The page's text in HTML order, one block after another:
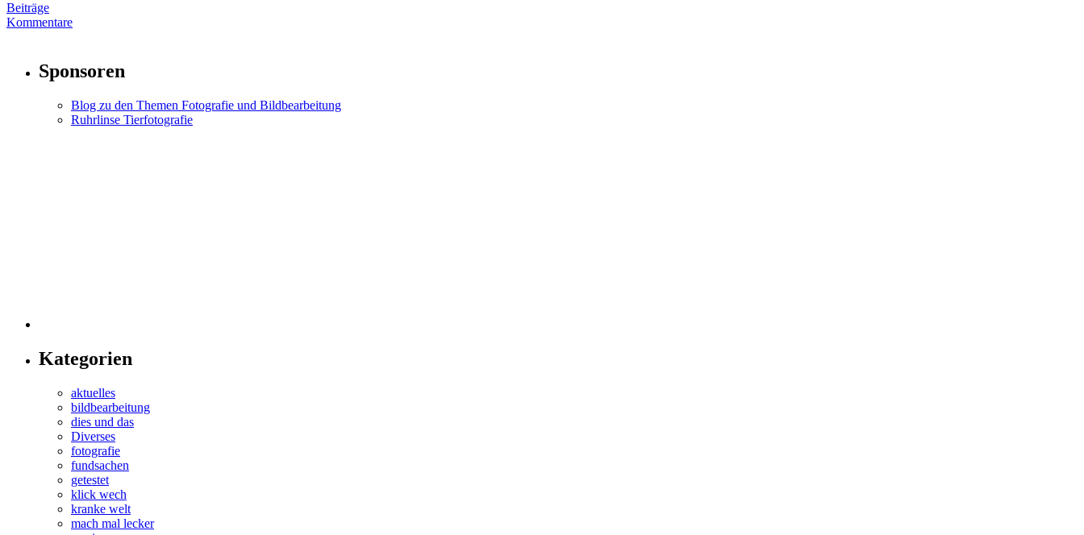
Beiträge
Kommentare
Sponsoren
Blog zu den Themen Fotografie und Bildbearbeitung
Ruhrlinse Tierfotografie
Kategorien
aktuelles
bildbearbeitung
dies und das
Diverses
fotografie
fundsachen
getestet
klick wech
kranke welt
mach mal lecker